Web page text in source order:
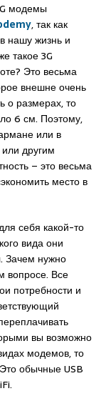
модемы
, так как
нашу жизнь и
такое 3G
Это весьма
внешне очень
о размерах, то
6 см. Поэтому,
или в
другим
– это весьма
место в
себя какой-то
вида они
Зачем нужно
вопросе. Все
потребности и
вы возможно
модемов, то
обычные USB